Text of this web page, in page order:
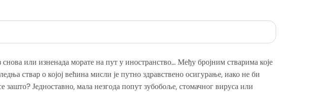
или изненада морате на пут у иностранство… Међу бројним стварима које
ствар о којој већина мисли је путно здравствено осигурање, иако не би
зашто? Једноставно, мала незгода попут зубобоље, стомачног вируса или